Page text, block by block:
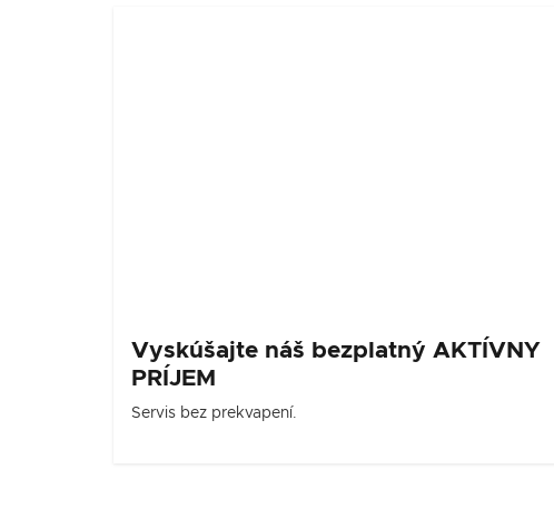
Vyskúšajte náš bezplatný AKTÍVNY
PRÍJEM
Servis bez prekvapení.